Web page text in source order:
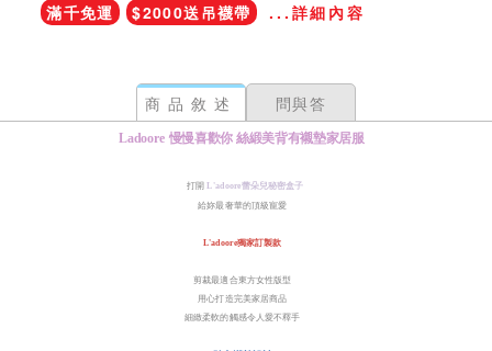
滿千免運 $2000送吊襪帶 ...詳細內容
商品敘述 問與答